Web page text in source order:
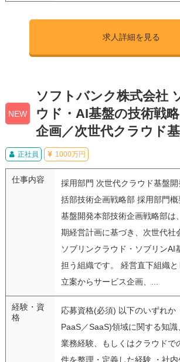
求人詳細を見る
NEW
ソフトバンク株式会社
ウド・AI基盤の技術戦
企画／次世代クラウド
正社員 1000万円
仕事内容
採用部門 次世代クラウド基盤
括部技術企画戦略部 採用部門
基盤開発本部技術企画戦略部は
期経営計画に基づき、次世代社
ソブリンクラウド・ソブリンAI
担う組織です。 経営直下組織
立案からサービス企画、...
経験・資
格
応募資格(必須) 以下のいずれか
PaaS／SaaS)領域に関する知
業務経験、もしくはクラウドで
件を整理・定義した経験 ・社